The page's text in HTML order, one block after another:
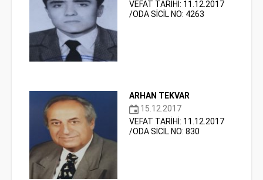
VEFAT TARİHİ: 11.12.2017
/ODA SİCİL NO: 4263
ARHAN TEKVAR
15.12.2017
VEFAT TARİHİ: 11.12.2017
/ODA SİCİL NO: 830